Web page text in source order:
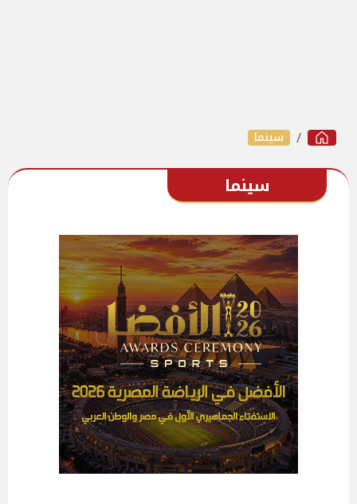
سينما
سينما